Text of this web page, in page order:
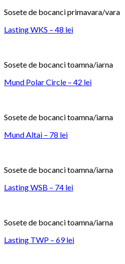
Sosete de bocanci primavara/vara
Lasting WKS – 48 lei
Sosete de bocanci toamna/iarna
Mund Polar Circle – 42 lei
Sosete de bocanci toamna/iarna
Mund Altai – 78 lei
Sosete de bocanci toamna/iarna
Lasting WSB – 74 lei
Sosete de bocanci toamna/iarna
Lasting TWP – 69 lei